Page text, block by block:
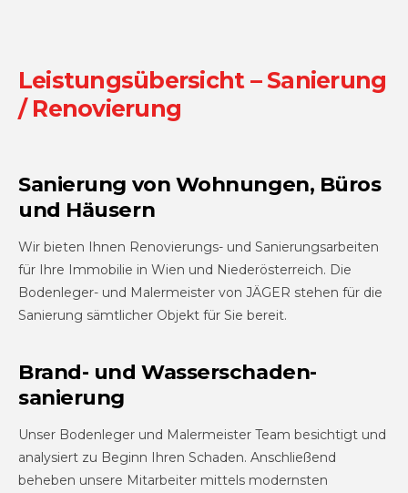
Leistungsübersicht – Sanierung
/ Renovierung
Sanierung von Wohnungen, Büros
und Häusern
Wir bieten Ihnen Renovierungs- und Sanierungsarbeiten
für Ihre Immobilie in Wien und Niederösterreich. Die
Bodenleger- und Malermeister von JÄGER stehen für die
Sanierung sämtlicher Objekt für Sie bereit.
Brand- und Wasser­schaden­
sanierung
Unser Bodenleger und Malermeister Team besichtigt und
analysiert zu Beginn Ihren Schaden. Anschließend
beheben unsere Mitarbeiter mittels modernsten